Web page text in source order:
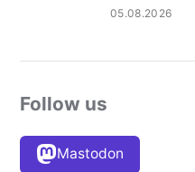
05.08.2026
Follow us
Mastodon